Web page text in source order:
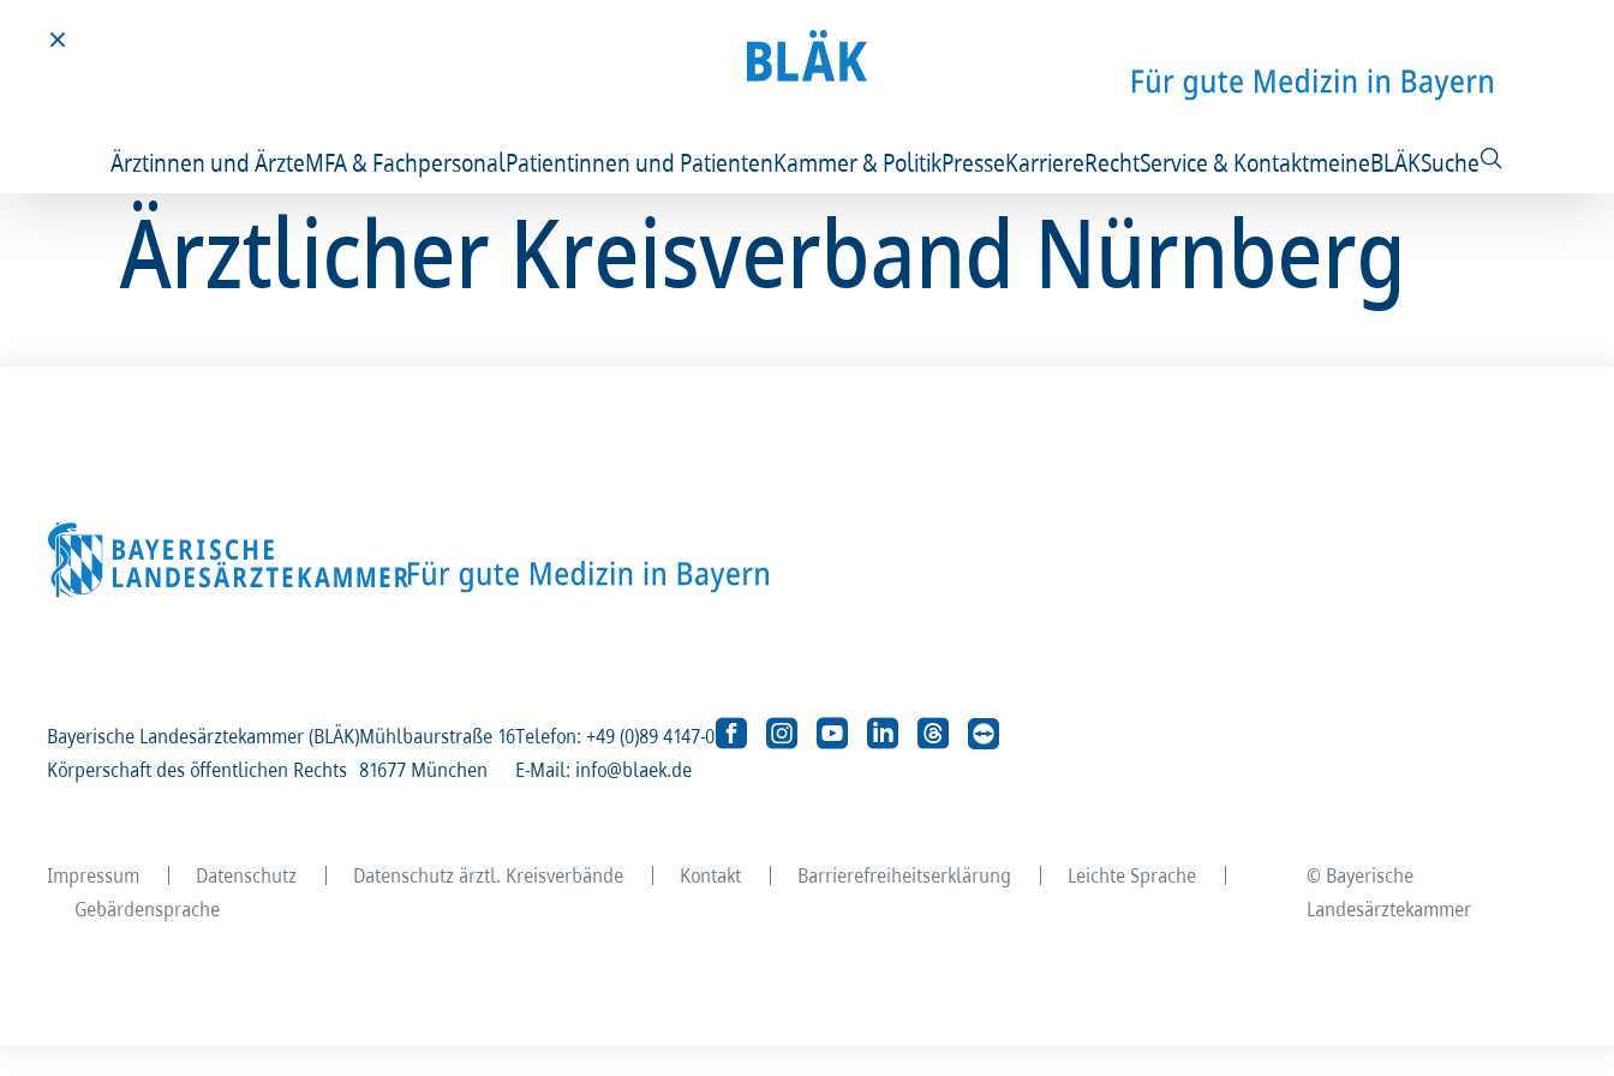
Ärztinnen und ÄrzteMFA & FachpersonalPatientinnen und PatientenKammer & PolitikPresseKarriereRechtService & KontaktmeineBLÄKSuche
Ärztlicher Kreisverband Nürnberg
Bayerische Landesärztekammer (BLÄK)
Körperschaft des öffentlichen Rechts
Mühlbaurstraße 16
81677 München
Telefon: +49 (0)89 4147-0
E-Mail: info@blaek.de
Impressum Datenschutz Datenschutz ärztl. Kreisverbände Kontakt Barrierefreiheitserklärung
Leichte Sprache
Gebärdensprache
© Bayerische
Landesärztekammer